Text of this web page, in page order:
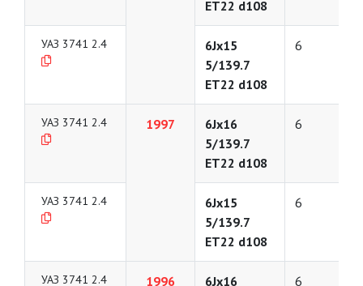
ET22 d108
УАЗ 3741 2.4
6Jx15
5/139.7
ET22 d108
6
УАЗ 3741 2.4 1997
6Jx16
5/139.7
ET22 d108
6
УАЗ 3741 2.4
6Jx15
5/139.7
ET22 d108
6
УАЗ 3741 2.4 1996
6Jx16
6